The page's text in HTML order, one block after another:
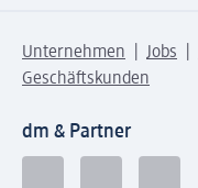
Unternehmen Jobs
Geschäftskunden
dm & Partner